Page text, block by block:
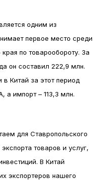
одним из
первое место среди
по товарообороту. За
он составил 222,9 млн.
Китай за этот период
а импорт – 113,3 млн.
для Ставропольского
товаров и услуг,
В Китай
экспортеров нашего